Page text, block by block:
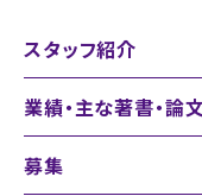
スタッフ紹介
業績・主な著書・論
募集